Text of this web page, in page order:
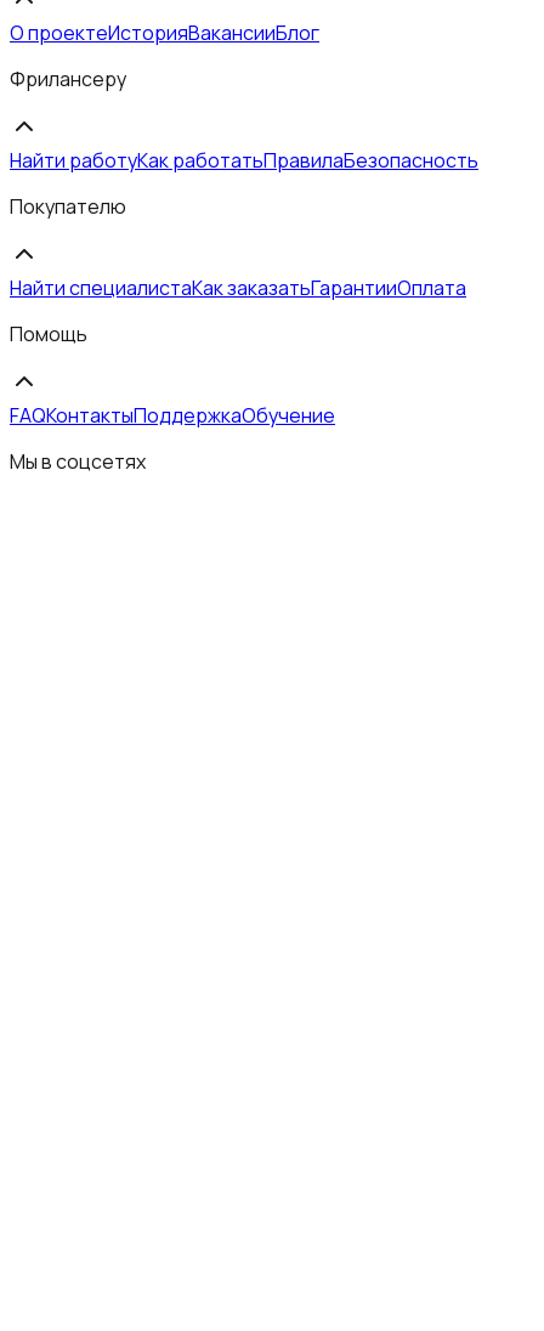
О проектеИсторияВакансииБлог
Фрилансеру
Найти работуКак работатьПравилаБезопасность
Покупателю
Найти специалистаКак заказатьГарантииОплата
Помощь
FAQКонтактыПоддержкаОбучение
Мы в соцсетях